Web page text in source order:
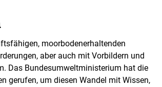
moorbodenerhaltenden
aber auch mit Vorbildern und
Das Bundesumweltministerium hat die
gerufen, um diesen Wandel mit Wissen,